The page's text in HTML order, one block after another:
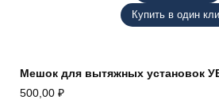
Купить в один
Мешок для вытяжных установок
500,00 ₽